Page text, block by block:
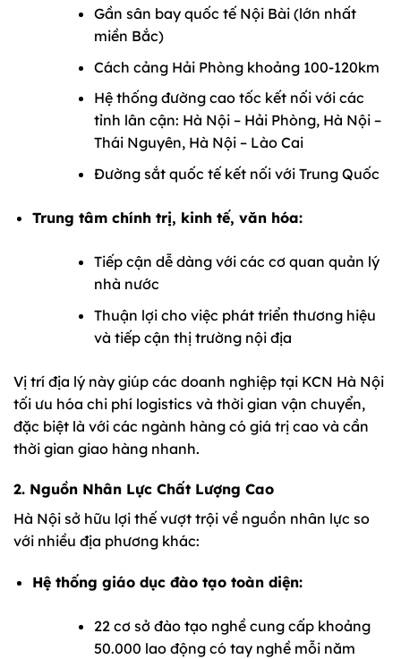
Gần sân bay quốc tế Nội Bài (lớn nhất
miền Bắc)
Cách cảng Hải Phòng khoảng 100-120km
Hệ thống đường cao tốc kết nối với các
tỉnh lân cận: Hà Nội – Hải Phòng, Hà Nội –
Thái Nguyên, Hà Nội – Lào Cai
Đường sắt quốc tế kết nối với Trung Quốc
Trung tâm chính trị, kinh tế, văn hóa:
Tiếp cận dễ dàng với các cơ quan quản lý
nhà nước
Thuận lợi cho việc phát triển thương hiệu
và tiếp cận thị trường nội địa
Vị trí địa lý này giúp các doanh nghiệp tại KCN Hà Nội
tối ưu hóa chi phí logistics và thời gian vận chuyển,
đặc biệt là với các ngành hàng có giá trị cao và cần
thời gian giao hàng nhanh.
2. Nguồn Nhân Lực Chất Lượng Cao
Hà Nội sở hữu lợi thế vượt trội về nguồn nhân lực so
với nhiều địa phương khác:
Hệ thống giáo dục đào tạo toàn diện:
22 cơ sở đào tạo nghề cung cấp khoảng
50.000 lao động có tay nghề mỗi năm